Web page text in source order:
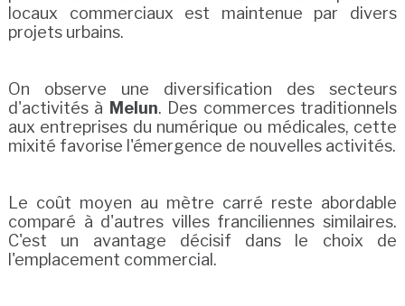
locaux commerciaux est maintenue par divers
projets urbains.
On observe une diversification des secteurs
d'activités à Melun. Des commerces traditionnels
aux entreprises du numérique ou médicales, cette
mixité favorise l'émergence de nouvelles activités.
Le coût moyen au mètre carré reste abordable
comparé à d'autres villes franciliennes similaires.
C'est un avantage décisif dans le choix de
l'emplacement commercial.